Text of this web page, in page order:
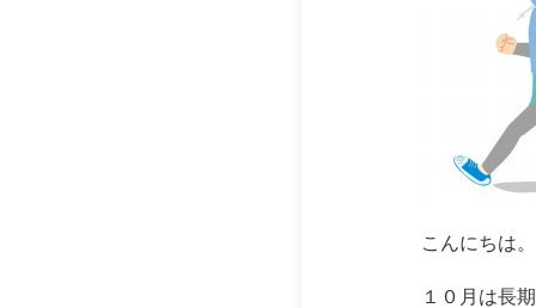
こんにちは
１０月は長